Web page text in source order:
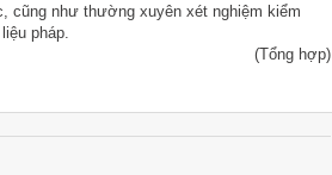
cũng như thường xuyên xét nghiệm kiểm
pháp.
(Tổng hợp)